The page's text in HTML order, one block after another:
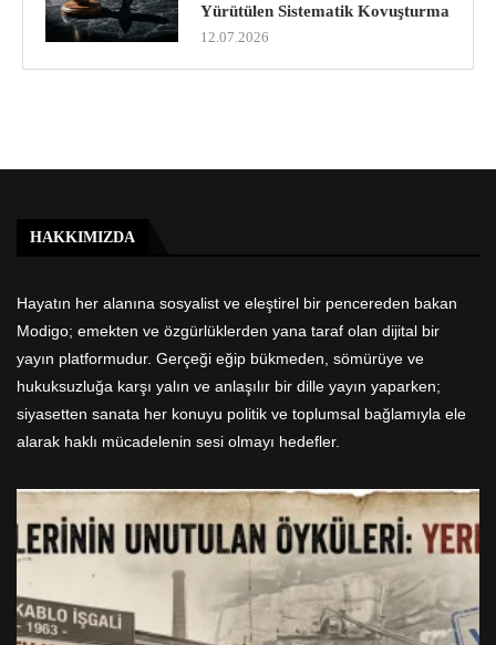
Yürütülen Sistematik Kovuşturma
12.07.2026
HAKKIMIZDA
Hayatın her alanına sosyalist ve eleştirel bir pencereden bakan
Modigo; emekten ve özgürlüklerden yana taraf olan dijital bir
yayın platformudur. Gerçeği eğip bükmeden, sömürüye ve
hukuksuzluğa karşı yalın ve anlaşılır bir dille yayın yaparken;
siyasetten sanata her konuyu politik ve toplumsal bağlamıyla ele
alarak haklı mücadelenin sesi olmayı hedefler.